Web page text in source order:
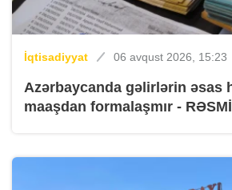
İqtisadiyyat 06 avqust 2026, 15:23
Azərbaycanda gəlirlərin əsas
maaşdan formalaşmır - RƏSMİ